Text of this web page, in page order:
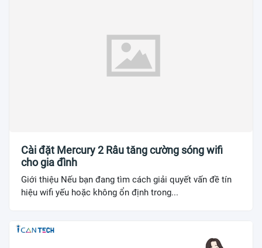
Cài đặt Mercury 2 Râu tăng cường sóng wifi
cho gia đình
Giới thiệu Nếu bạn đang tìm cách giải quyết vấn đề tín
hiệu wifi yếu hoặc không ổn định trong...